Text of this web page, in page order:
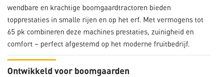
wendbare en krachtige boomgaardtractoren bieden
topprestaties in smalle rijen en op het erf. Met vermogens tot
65 pk combineren deze machines prestaties, zuinigheid en
comfort – perfect afgestemd op het moderne fruitbedrijf.
Ontwikkeld voor boomgaarden